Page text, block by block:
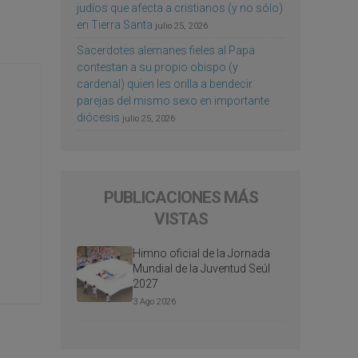
judíos que afecta a cristianos (y no sólo)
en Tierra Santa julio 25, 2026
Sacerdotes alemanes fieles al Papa
contestan a su propio obispo (y
cardenal) quien les orilla a bendecir
parejas del mismo sexo en importante
diócesis julio 25, 2026
PUBLICACIONES MÁS
VISTAS
Himno oficial de la Jornada
Mundial de la Juventud Seúl
2027
3 Ago 2026